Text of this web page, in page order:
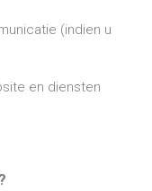
(indien u
en diensten